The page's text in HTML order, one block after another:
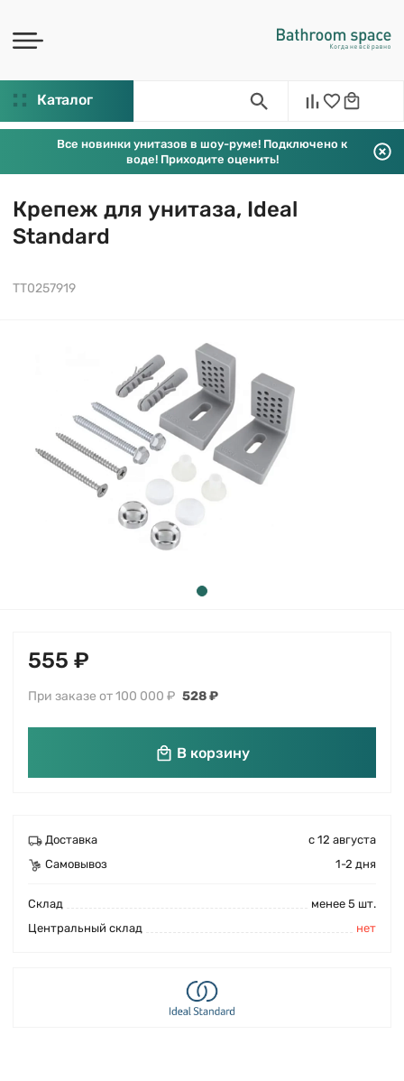
Каталог
Все новинки унитазов в шоу-руме! Подключено к
воде! Приходите оценить!
Крепеж для унитаза, Ideal
Standard
TT0257919
555 ₽
При заказе от 100 000 ₽ 528 ₽
В корзину
Доставка
с 12 августа
Самовывоз
1-2 дня
Cклад
менее 5 шт.
Центральный склад
нет